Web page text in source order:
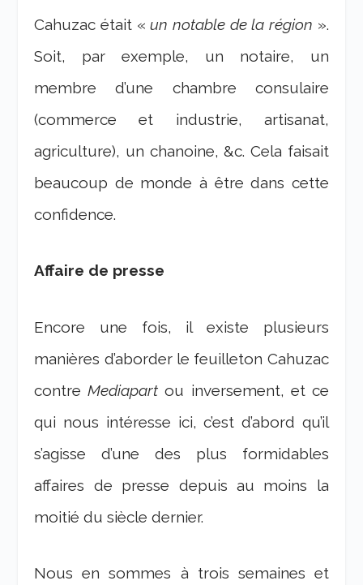
Cahuzac était «un notable de la région ».
Soit, par exemple, un notaire, un
membre d’une chambre consulaire
(commerce et industrie, artisanat,
agriculture), un chanoine, &c. Cela faisait
beaucoup de monde à être dans cette
confidence.
Affaire de presse
Encore une fois, il existe plusieurs
manières d’aborder le feuilleton Cahuzac
contreMediapart ou inversement, et ce
qui nous intéresse ici, c’est d’abord qu’il
s’agisse d’une des plus formidables
affaires de presse depuis au moins la
moitié du siècle dernier.
Nous en sommes à trois semaines et